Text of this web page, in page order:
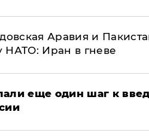
Аравия и
НАТО: Иран в гневе
еще один шаг к